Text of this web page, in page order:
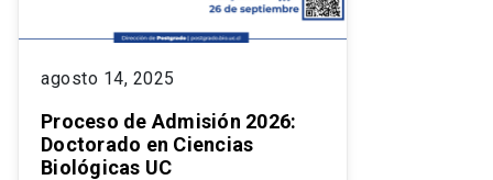
agosto 14, 2025
Proceso de Admisión 2026:
Doctorado en Ciencias
Biológicas UC